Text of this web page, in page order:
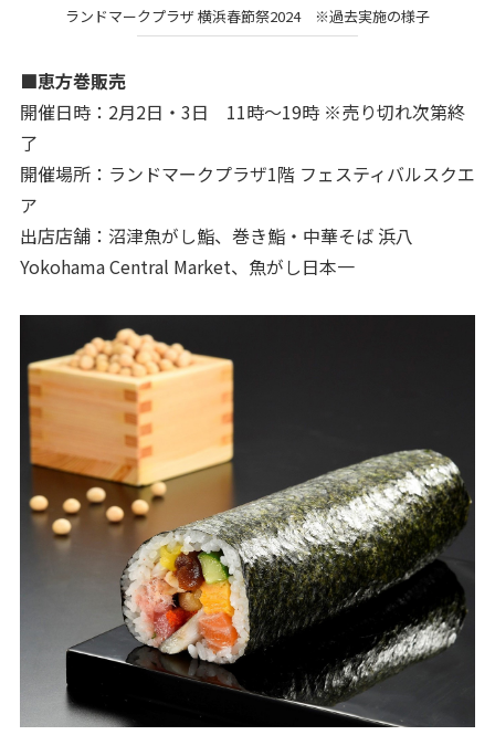
ランドマークプラザ 横浜春節祭2024 ※過去実施の様子
■恵方巻販売
開催日時：2月2日・3日 11時～19時 ※売り切れ次第終
了
開催場所：ランドマークプラザ1階 フェスティバルスクエ
ア
出店店舗：沼津魚がし鮨、巻き鮨・中華そば 浜八
Yokohama Central Market、魚がし日本一